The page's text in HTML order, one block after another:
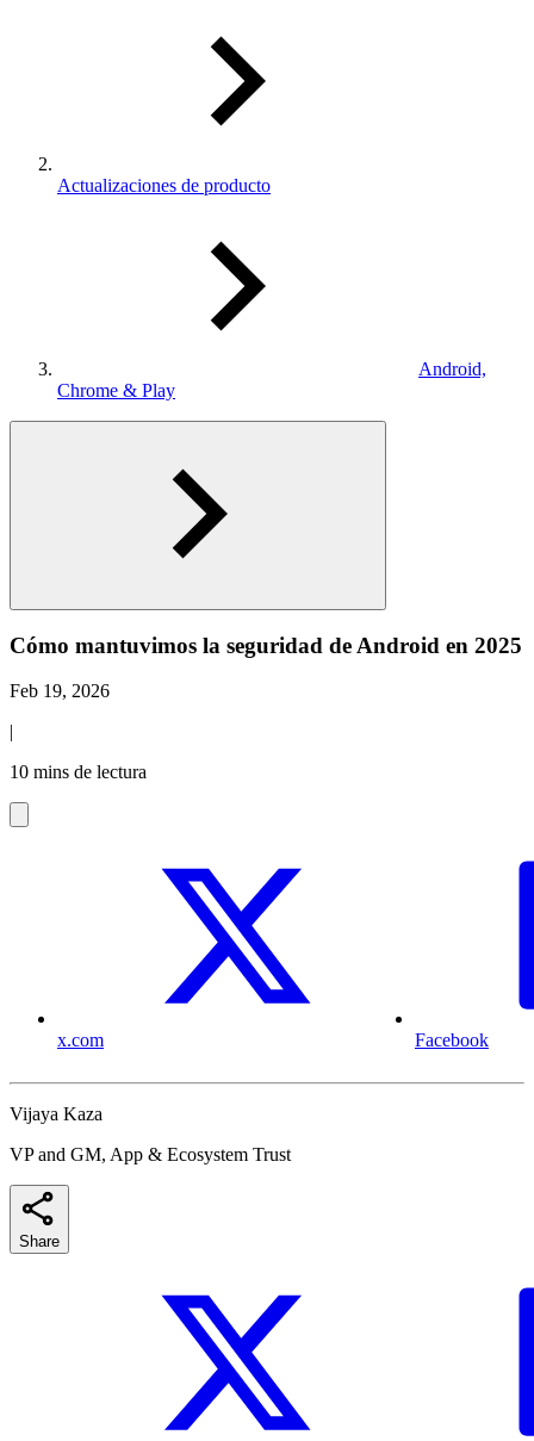
Actualizaciones de producto
Android,
Chrome & Play
Cómo mantuvimos la seguridad de Android en 2025
Feb 19, 2026
|
10 mins de lectura
x.com Facebook
Vijaya Kaza
VP and GM, App & Ecosystem Trust
Share